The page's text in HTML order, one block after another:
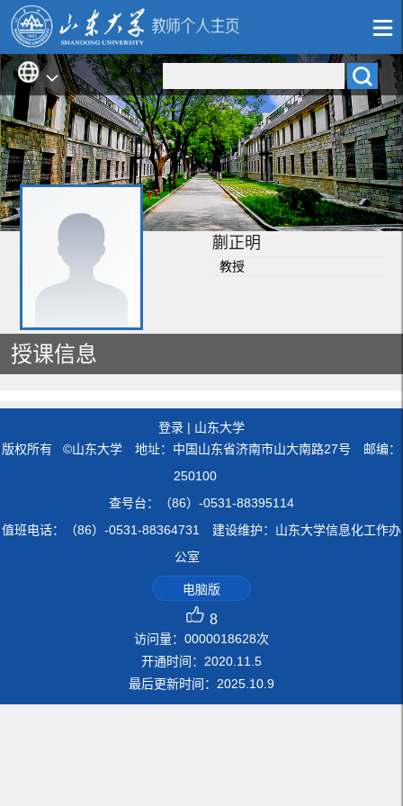
蒯正明
教授
授课信息
登录 | 山东大学
版权所有 ©山东大学 地址：中国山东省济南市山大南路27号 邮编：
250100
查号台：（86）-0531-88395114
值班电话：（86）-0531-88364731 建设维护：山东大学信息化工作办
公室
电脑版
8
访问量： 0000018628次
开通时间： 2020.11.5
最后更新时间： 2025.10.9